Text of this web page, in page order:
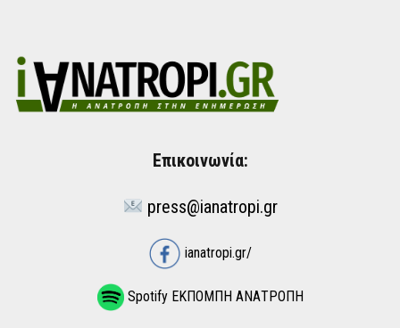
Επικοινωνία:
press@ianatropi.gr
ianatropi.gr/
Spotify ΕΚΠΟΜΠΗ ΑΝΑΤΡΟΠΗ